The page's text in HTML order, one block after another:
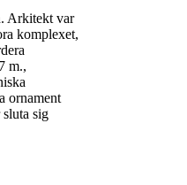
Arkitekt var
komplexet,
m.,
ornament
sluta sig